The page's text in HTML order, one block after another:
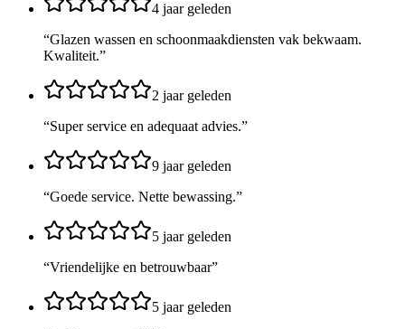
4 jaar geleden
“Glazen wassen en schoonmaakdiensten vak bekwaam.
Kwaliteit.”
2 jaar geleden
“Super service en adequaat advies.”
9 jaar geleden
“Goede service. Nette bewassing.”
5 jaar geleden
“Vriendelijke en betrouwbaar”
5 jaar geleden